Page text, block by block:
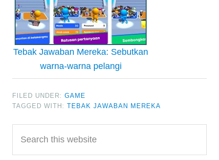
Tebak Jawaban Mereka: Sebutkan
warna-warna pelangi
FILED UNDER:GAME
TAGGED WITH:TEBAK JAWABAN MEREKA
Primary
Sidebar
this
website